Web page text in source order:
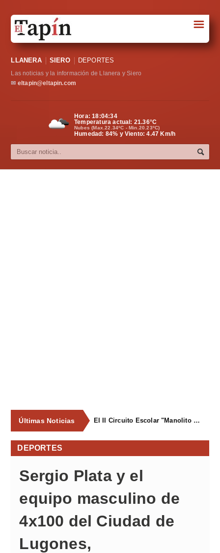
Sociedad
Política
Cultura
☰
LLANERA SIERO DEPORTES
Las noticias y la información de Llanera y Siero
✉ eltapin@eltapin.com
Hora:18:04:35
Temperatura actual: 21.36°C
Nubes (Max.22.34ºC - Min.20.23ºC)
Humedad: 84% y Viento: 4.47 Km/h
Últimas Noticias El II Circuito Escolar "Manolito el Pegu" volvió a reunir a las jóvenes promesas del ciclismo asturiano en El Carbayu
DEPORTES
Sergio Plata y el
equipo masculino de
4x100 del Ciudad de
Lugones,